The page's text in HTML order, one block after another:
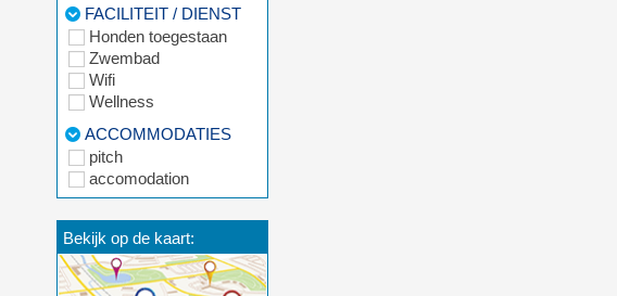
FACILITEIT / DIENST
Honden toegestaan
Zwembad
Wifi
Wellness
ACCOMMODATIES
pitch
accomodation
Bekijk op de kaart: